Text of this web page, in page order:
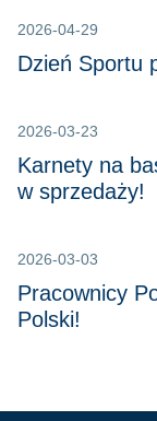
2026-04-29
Dzień Sportu
2026-03-23
Karnety na
w sprzedaży!
2026-03-03
Pracownicy
Polski!